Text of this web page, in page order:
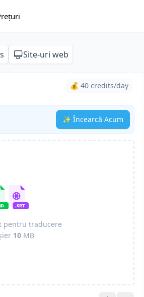
Site-uri web
💰 40 credits/day
✨ Încearcă Acum
pentru traducere
10MB
Pro